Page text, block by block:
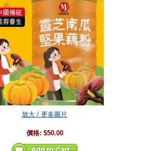
放大 / 更多圖片
價格: $50.00